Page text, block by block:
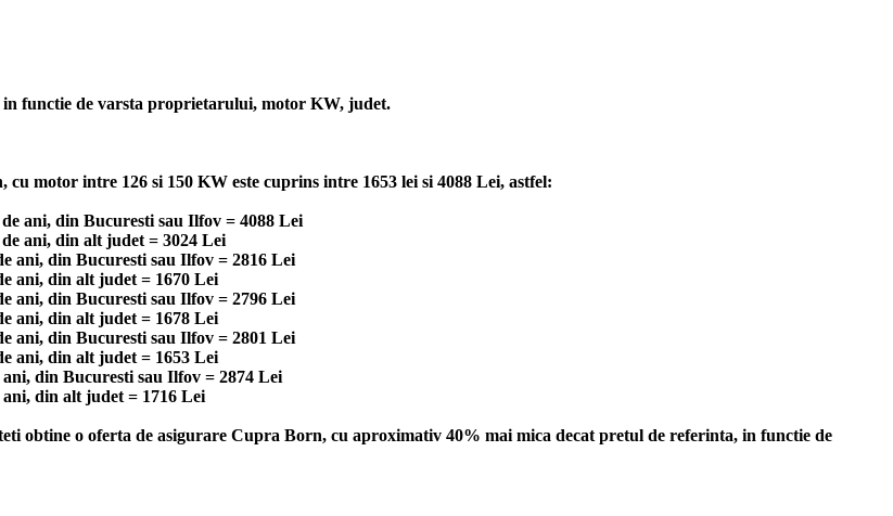
functie de varsta proprietarului, motor KW, judet.
motor intre 126 si 150 KW este cuprins intre 1653 lei si 4088 Lei, astfel:
ani, din Bucuresti sau Ilfov = 4088 Lei
ani, din alt judet = 3024 Lei
ani, din Bucuresti sau Ilfov = 2816 Lei
ani, din alt judet = 1670 Lei
ani, din Bucuresti sau Ilfov = 2796 Lei
ani, din alt judet = 1678 Lei
ani, din Bucuresti sau Ilfov = 2801 Lei
ani, din alt judet = 1653 Lei
din Bucuresti sau Ilfov = 2874 Lei
din alt judet = 1716 Lei
obtine o oferta de asigurare Cupra Born, cu aproximativ 40% mai mica decat pretul de referinta, in functie de